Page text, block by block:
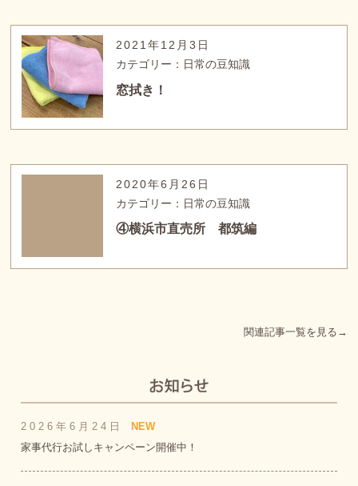
2021年12月3日
カテゴリー：日常の豆知識
窓拭き！
2020年6月26日
カテゴリー：日常の豆知識
④横浜市直売所 都筑編
関連記事一覧を見る→
2026年6月24日
NEW
家事代行お試しキャンペーン開催中！